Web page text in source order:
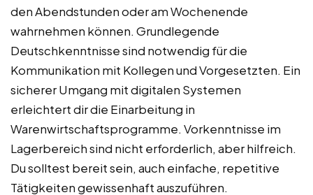
den Abendstunden oder am Wochenende
wahrnehmen können. Grundlegende
Deutschkenntnisse sind notwendig für die
Kommunikation mit Kollegen und Vorgesetzten. Ein
sicherer Umgang mit digitalen Systemen
erleichtert dir die Einarbeitung in
Warenwirtschaftsprogramme. Vorkenntnisse im
Lagerbereich sind nicht erforderlich, aber hilfreich.
Du solltest bereit sein, auch einfache, repetitive
Tätigkeiten gewissenhaft auszuführen.